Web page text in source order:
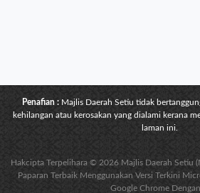
Penafian : Majlis Daerah Setiu tidak
kehilangan atau kerosakan yang dialami kerana
laman ini.
Hakcipta Terpelihara © 2026 Majlis Daerah Setiu
Paparan Terbaik Menggunakan Versi Terkini
Google Chrome